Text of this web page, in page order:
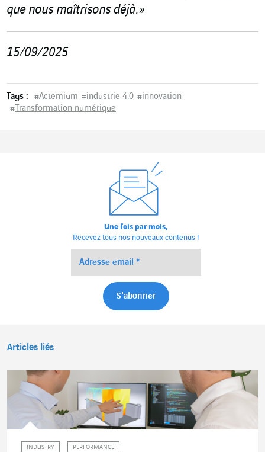
que nous maîtrisons déjà. »
15/09/2025
Tags : #Actemium #industrie 4.0 #innovation
#Transformation numérique
Une fois par mois,
Recevez tous nos nouveaux contenus !
Articles liés
INDUSTRY PERFORMANCE